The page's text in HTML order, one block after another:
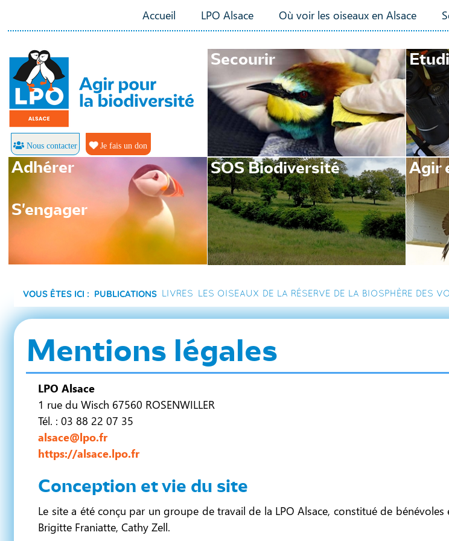
Accueil LPO Alsace Où voir les oiseaux en Alsace
Nous contacter Je fais un don
Adhérer
S'engager
Secourir
SOS Biodiversité Agir
Vous êtes ici : Publications Livres Les Oiseaux de la Réserve de la Biosphère des
Mentions légales
LPO Alsace
1 rue du Wisch 67560 ROSENWILLER
Tél. : 03 88 22 07 35
alsace@lpo.fr
https://alsace.lpo.fr
Conception et vie du site
Le site a été conçu par un groupe de travail de la LPO Alsace, constitué de
Brigitte Franiatte, Cathy Zell.